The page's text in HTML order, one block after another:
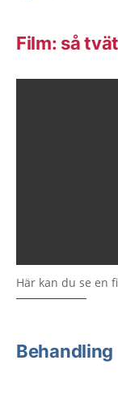
Film: så
Här kan du se en
Behandling